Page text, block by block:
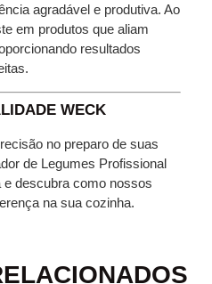
agradável e produtiva. Ao
em produtos que aliam
resultados
WECK
no preparo de suas
de Legumes Profissional
e descubra como nossos
na sua cozinha.